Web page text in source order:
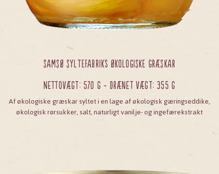
SAMSØ SYLTEFABRIKs ØKOLOGISKE GRÆSKAR
Nettovægt: 570 g - Drænet vægt: 355 g
Af økologiske græskar syltet i en lage af økologisk gæringseddike,
økologisk rørsukker, salt, naturligt vanilje- og ingefærekstrakt